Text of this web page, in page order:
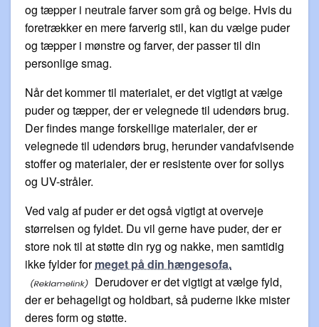
og tæpper i neutrale farver som grå og beige. Hvis du
foretrækker en mere farverig stil, kan du vælge puder
og tæpper i mønstre og farver, der passer til din
personlige smag.
Når det kommer til materialet, er det vigtigt at vælge
puder og tæpper, der er velegnede til udendørs brug.
Der findes mange forskellige materialer, der er
velegnede til udendørs brug, herunder vandafvisende
stoffer og materialer, der er resistente over for sollys
og UV-stråler.
Ved valg af puder er det også vigtigt at overveje
størrelsen og fyldet. Du vil gerne have puder, der er
store nok til at støtte din ryg og nakke, men samtidig
ikke fylder formeget på din hængesofa.
Derudover er det vigtigt at vælge fyld,
der er behageligt og holdbart, så puderne ikke mister
deres form og støtte.